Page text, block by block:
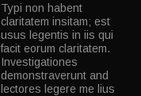
Typi non habent
claritatem insitam; est
usus legentis in iis qui
facit eorum claritatem.
Investigationes
demonstraverunt and
lectores legere me lius